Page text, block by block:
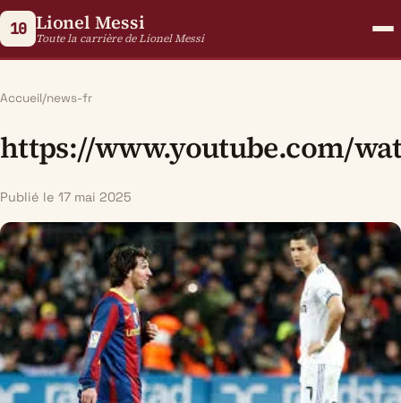
10 Lionel Messi
Toute la carrière de Lionel Messi
Accueil/news-fr
https://www.youtube.com/
Publié le 17 mai 2025